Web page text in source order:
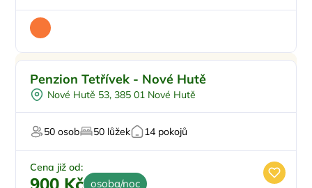
Penzion Tetřívek - Nové Hutě
Nové Hutě 53, 385 01 Nové Hutě
50 osob 50 lůžek 14 pokojů
Cena již od:
900 Kč osoba/noc